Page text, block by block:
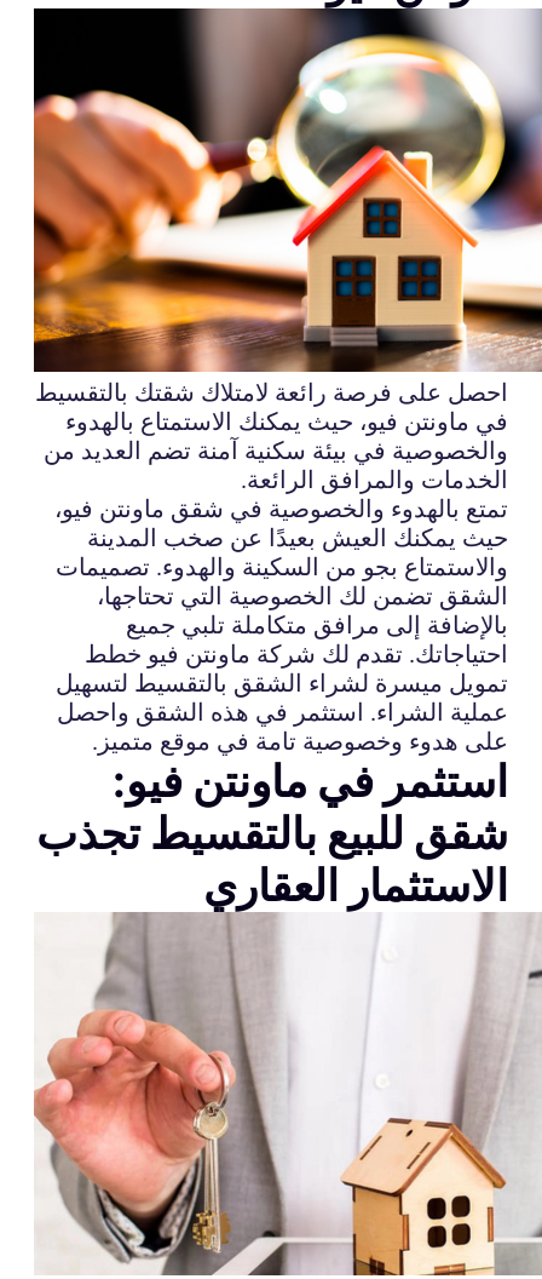
احصل على فرصة رائعة لامتلاك شقتك بالتقسيط
في ماونتن فيو، حيث يمكنك الاستمتاع بالهدوء
والخصوصية في بيئة سكنية آمنة تضم العديد من
الخدمات والمرافق الرائعة.
تمتع بالهدوء والخصوصية في شقق ماونتن فيو،
حيث يمكنك العيش بعيدًا عن صخب المدينة
والاستمتاع بجو من السكينة والهدوء. تصميمات
الشقق تضمن لك الخصوصية التي تحتاجها،
بالإضافة إلى مرافق متكاملة تلبي جميع
احتياجاتك. تقدم لك شركة ماونتن فيو خطط
تمويل ميسرة لشراء الشقق بالتقسيط لتسهيل
عملية الشراء. استثمر في هذه الشقق واحصل
على هدوء وخصوصية تامة في موقع متميز.
استثمر في ماونتن فيو:
شقق للبيع بالتقسيط تجذب
الاستثمار العقاري